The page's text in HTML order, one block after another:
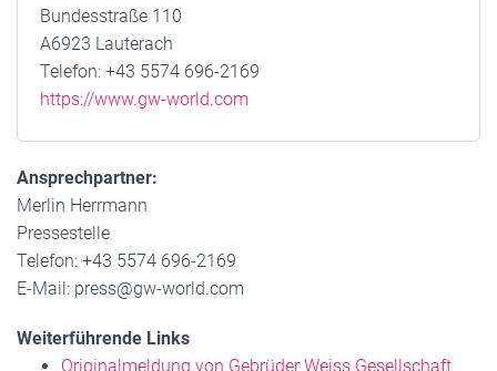
Bundesstraße 110
A6923 Lauterach
Telefon: +43 5574 696-2169
https://www.gw-world.com
Ansprechpartner:
Merlin Herrmann
Pressestelle
Telefon: +43 5574 696-2169
E-Mail: press@gw-world.com
Weiterführende Links
Originalmeldung von Gebrüder Weiss Gesellschaft